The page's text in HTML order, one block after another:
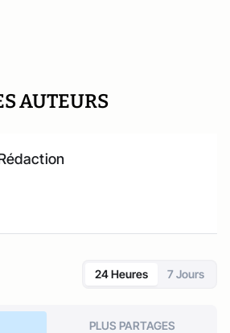
AUTEURS
24 Heures 7 Jours
PLUS PARTAGES